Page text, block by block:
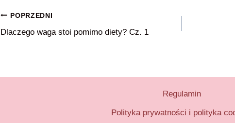
Nawigacja
wpisu
POPRZEDNI
Dlaczego waga stoi pomimo diety? Cz. 1
Regulamin
Polityka prywatności i polityka